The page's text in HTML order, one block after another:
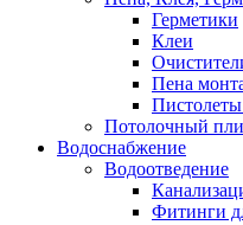
Герметики
Клеи
Пена
Потолочный
Водоснабжение
Водоотведение
Фитинги